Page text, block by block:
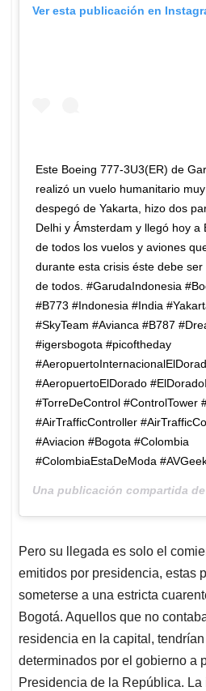
Ver esta publicación en
Este Boeing 777-3U3(ER) de
realizó un vuelo humanitario
despegó de Yakarta, hizo dos
Delhi y Ámsterdam y llegó hoy a
de todos los vuelos y aviones
durante esta crisis éste debe
de todos. #GarudaIndonesia
#B773 #Indonesia #India
#SkyTeam #Avianca #B787
#igersbogota #picoftheday
#AeropuertoElDorado
#TorreDeControl #ControlTower
#AirTrafficController
#Aviacion #Bogota #Colombia
#ColombiaEstaDeModa
Una publicación compartida de
Pero su llegada es solo el
emitidos por presidencia, estas
someterse a una estricta
Bogotá. Aquellos que no
residencia en la capital,
determinados por el gobierno a
Presidencia de la República.